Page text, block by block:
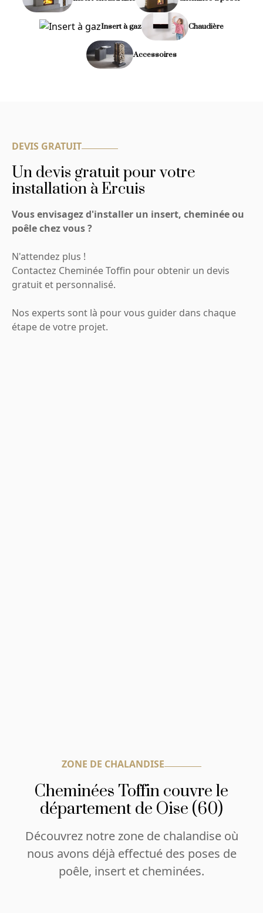
Insert à gaz Chaudière
Accessoires
DEVIS GRATUIT
Un devis gratuit pour votre
installation à Ercuis
Vous envisagez d'installer un insert, cheminée ou
poêle chez vous ?
N'attendez plus !
Contactez Cheminée Toffin pour obtenir un devis
gratuit et personnalisé.
Nos experts sont là pour vous guider dans chaque
étape de votre projet.
ZONE DE CHALANDISE
Cheminées Toffin couvre le
département de Oise (60)
Découvrez notre zone de chalandise où
nous avons déjà effectué des poses de
poêle, insert et cheminées.